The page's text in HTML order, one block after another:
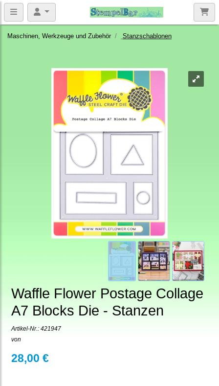
Maschinen, Werkzeuge und Zubehör Stanzschablonen
Waffle Flower Postage Collage
A7 Blocks Die - Stanzen
Artikel-Nr.: 421947
von
28,00 €